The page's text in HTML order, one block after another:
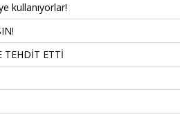
kullanıyorlar!
TEHDİT ETTİ